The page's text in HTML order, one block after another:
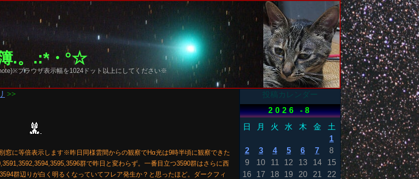
.。.:*・°☆
ブラウザ表示幅を1024ドット以上にしてください※
>>
に等倍表示します※昨日同様雲間からの観察でHα光は9時半頃に観察できた
群で昨日と変わらず。一番目立つ3590群はさらに西
群辺りが白く明るくなっていてフレア発生か？と思ったほど。ダークフィ
投稿カレンダー
2026 -8
日
月 火 水 木 金
土
1
2
3 4 5 6 7
8
9
10 11 12 13 14
15
16
17 18 19 20 21
22